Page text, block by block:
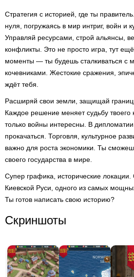
Стратегия с историей, где ты
нуля, погружаясь в мир интриг, войн и
Управляй ресурсами, строй альянсы,
конфликты. Это не просто игра, тут
моменты — ты будешь сталкиваться с
кочевниками. Жестокие сражения,
ждёт тебя.
Расширяй свои земли, защищай
Каждое решение меняет судьбу твоего
только войны интересны. В
прокачаться. Торговля, культурное
важно для роста экономики. Ты
своего государства в мире.
Супер графика, исторические
Киевской Руси, одного из самых
Ты готов написать свою историю?
Скриншоты